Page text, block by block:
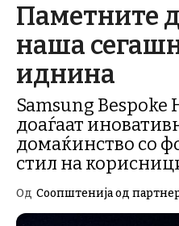
Паметните
наша
иднина
Samsung Bespoke
доаѓаат
домаќинство со
стил на
Од Соопштенија од